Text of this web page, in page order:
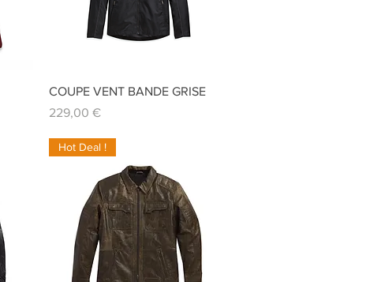
Aperçu rapide
COUPE VENT BANDE GRISE
Prix
229,00 €
Hot Deal !